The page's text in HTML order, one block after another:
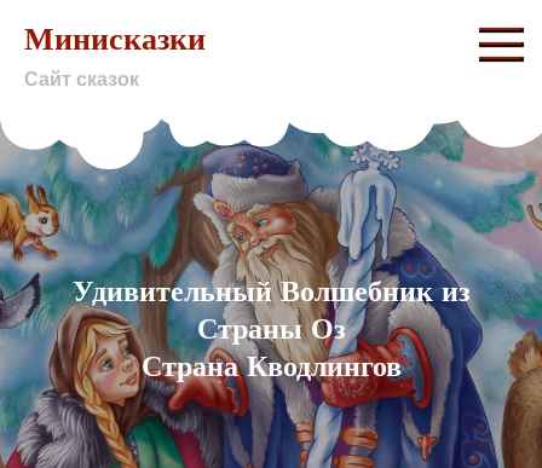
content
Минисказки
Сайт сказок
Удивительный Волшебник из
Страны Оз
Страна Кводлингов